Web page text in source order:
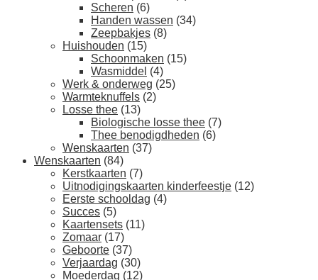
Scheren (6)
Handen wassen (34)
Zeepbakjes (8)
Huishouden (15)
Schoonmaken (15)
Wasmiddel (4)
Werk & onderweg (25)
Warmteknuffels (2)
Losse thee (13)
Biologische losse thee (7)
Thee benodigdheden (6)
Wenskaarten (37)
Wenskaarten (84)
Kerstkaarten (7)
Uitnodigingskaarten kinderfeestje (12)
Eerste schooldag (4)
Succes (5)
Kaartensets (11)
Zomaar (17)
Geboorte (37)
Verjaardag (30)
Moederdag (12)